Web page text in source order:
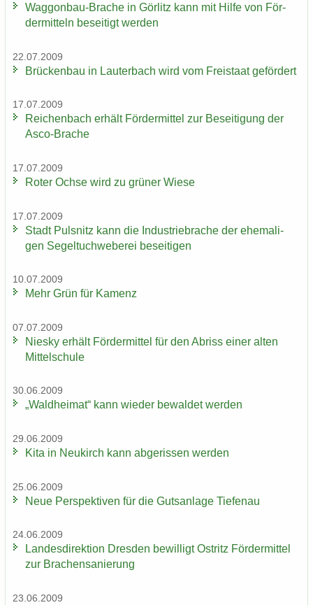
Waggonbau-​Brache in Gör­litz kann mit Hilfe von För­
der­mit­teln be­sei­tigt wer­den
22.07.2009
Brü­cken­bau in Lau­ter­bach wird vom Frei­staat ge­för­dert
17.07.2009
Rei­chen­bach er­hält För­der­mit­tel zur Be­sei­ti­gung der
Asco-​Brache
17.07.2009
Roter Ochse wird zu grü­ner Wiese
17.07.2009
Stadt Puls­nitz kann die In­dus­trie­bra­che der ehe­ma­li­
gen Se­gel­tuch­we­be­rei be­sei­ti­gen
10.07.2009
Mehr Grün für Ka­menz
07.07.2009
Nies­ky er­hält För­der­mit­tel für den Ab­riss einer alten
Mit­tel­schu­le
30.06.2009
„Wald­hei­mat“ kann wie­der be­wal­det wer­den
29.06.2009
Kita in Neu­kirch kann ab­ge­ris­sen wer­den
25.06.2009
Neue Per­spek­ti­ven für die Guts­an­la­ge Tie­fen­au
24.06.2009
Lan­des­di­rek­ti­on Dres­den be­wil­ligt Ost­ritz För­der­mit­tel
zur Bra­chen­sa­nie­rung
23.06.2009